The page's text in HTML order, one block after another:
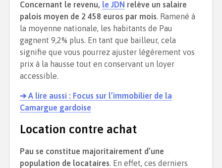
Concernant le revenu, le JDN relève un salaire
palois moyen de 2 458 euros par mois. Ramené à
la moyenne nationale, les habitants de Pau
gagnent 9,2% plus. En tant que bailleur, cela
signifie que vous pourrez ajuster légèrement vos
prix à la hausse tout en conservant un loyer
accessible.
➔ A lire aussi : Focus sur l’immobilier de la
Camargue gardoise
Location contre achat
Pau se constitue majoritairement d’une
population de locataires. En effet, ces derniers